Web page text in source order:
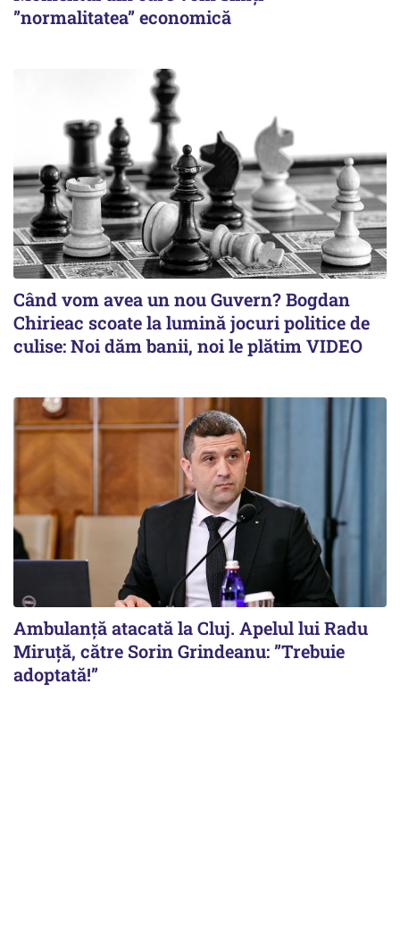
”normalitatea” economică
Când vom avea un nou Guvern? Bogdan
Chirieac scoate la lumină jocuri politice de
culise: Noi dăm banii, noi le plătim VIDEO
Ambulanță atacată la Cluj. Apelul lui Radu
Miruţă, către Sorin Grindeanu: ”Trebuie
adoptată!”